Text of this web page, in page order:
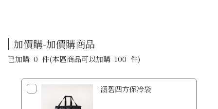
加價購-加價購商品
已加購 0 件(本區商品可以加購 100 件)
涵碧四方保冷袋